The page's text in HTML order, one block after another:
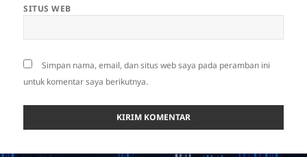
SITUS WEB
Simpan nama, email, dan situs web saya pada peramban ini
untuk komentar saya berikutnya.